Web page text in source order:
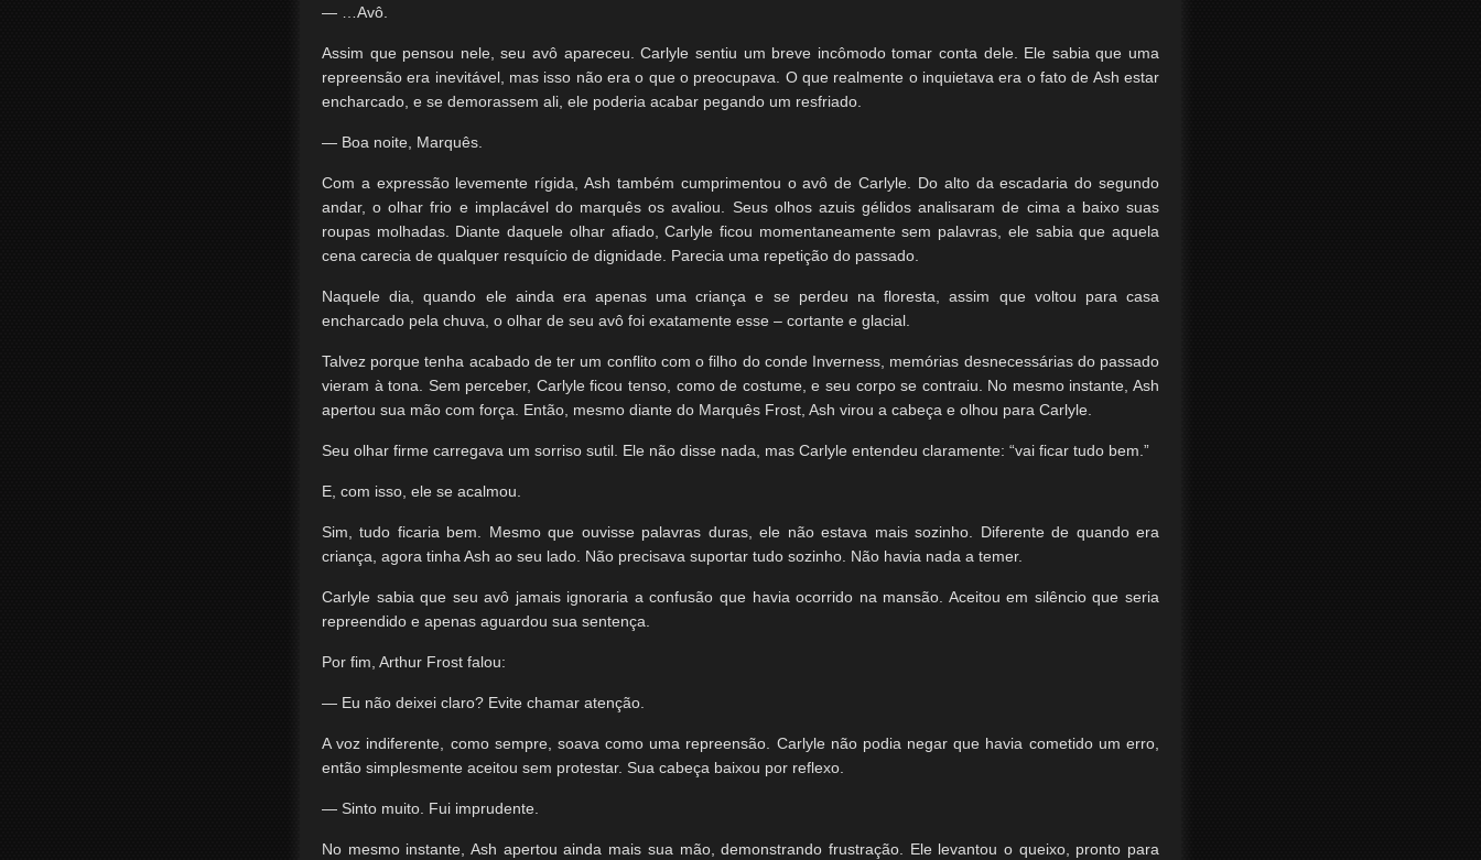
— …Avô.
Assim que pensou nele, seu avô apareceu. Carlyle sentiu um breve incômodo tomar conta dele. Ele sabia que uma
repreensão era inevitável, mas isso não era o que o preocupava. O que realmente o inquietava era o fato de Ash estar
encharcado, e se demorassem ali, ele poderia acabar pegando um resfriado.
— Boa noite, Marquês.
Com a expressão levemente rígida, Ash também cumprimentou o avô de Carlyle. Do alto da escadaria do segundo
andar, o olhar frio e implacável do marquês os avaliou. Seus olhos azuis gélidos analisaram de cima a baixo suas
roupas molhadas. Diante daquele olhar afiado, Carlyle ficou momentaneamente sem palavras, ele sabia que aquela
cena carecia de qualquer resquício de dignidade. Parecia uma repetição do passado.
Naquele dia, quando ele ainda era apenas uma criança e se perdeu na floresta, assim que voltou para casa
encharcado pela chuva, o olhar de seu avô foi exatamente esse – cortante e glacial.
Talvez porque tenha acabado de ter um conflito com o filho do conde Inverness, memórias desnecessárias do passado
vieram à tona. Sem perceber, Carlyle ficou tenso, como de costume, e seu corpo se contraiu. No mesmo instante, Ash
apertou sua mão com força. Então, mesmo diante do Marquês Frost, Ash virou a cabeça e olhou para Carlyle.
Seu olhar firme carregava um sorriso sutil. Ele não disse nada, mas Carlyle entendeu claramente: “vai ficar tudo bem.”
E, com isso, ele se acalmou.
Sim, tudo ficaria bem. Mesmo que ouvisse palavras duras, ele não estava mais sozinho. Diferente de quando era
criança, agora tinha Ash ao seu lado. Não precisava suportar tudo sozinho. Não havia nada a temer.
Carlyle sabia que seu avô jamais ignoraria a confusão que havia ocorrido na mansão. Aceitou em silêncio que seria
repreendido e apenas aguardou sua sentença.
Por fim, Arthur Frost falou:
— Eu não deixei claro? Evite chamar atenção.
A voz indiferente, como sempre, soava como uma repreensão. Carlyle não podia negar que havia cometido um erro,
então simplesmente aceitou sem protestar. Sua cabeça baixou por reflexo.
— Sinto muito. Fui imprudente.
No mesmo instante, Ash apertou ainda mais sua mão, demonstrando frustração. Ele levantou o queixo, pronto para